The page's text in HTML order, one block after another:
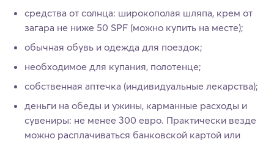
средства от солнца: широкополая шляпа, крем от
загара не ниже 50 SPF (можно купить на месте);
обычная обувь и одежда для поездок;
необходимое для купания, полотенце;
собственная аптечка (индивидуальные лекарства);
деньги на обеды и ужины, карманные расходы и
сувениры: не менее 300 евро. Практически везде
можно расплачиваться банковской картой или